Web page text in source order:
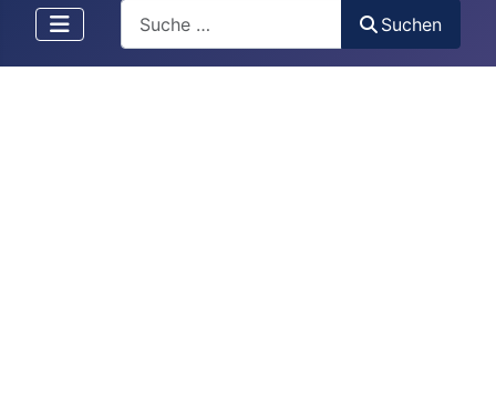
Suchen